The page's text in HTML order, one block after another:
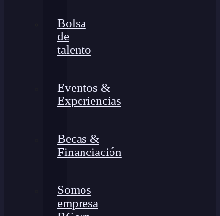
Bolsa
de
talento
Eventos &
Experiencias
Becas &
Financiación
Somos
empresa